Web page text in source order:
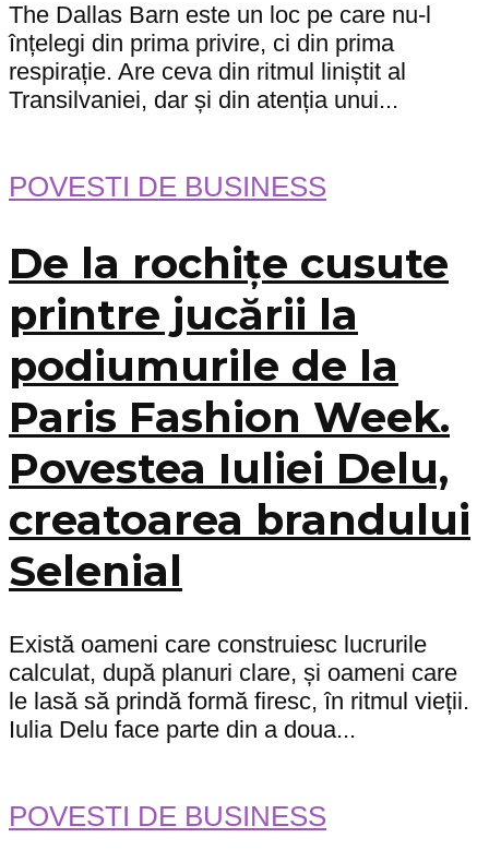
The Dallas Barn este un loc pe care nu-l
înțelegi din prima privire, ci din prima
respirație. Are ceva din ritmul liniștit al
Transilvaniei, dar și din atenția unui...
POVESTI DE BUSINESS
De la rochițe cusute
printre jucării la
podiumurile de la
Paris Fashion Week.
Povestea Iuliei Delu,
creatoarea brandului
Selenial
Există oameni care construiesc lucrurile
calculat, după planuri clare, și oameni care
le lasă să prindă formă firesc, în ritmul vieții.
Iulia Delu face parte din a doua...
POVESTI DE BUSINESS